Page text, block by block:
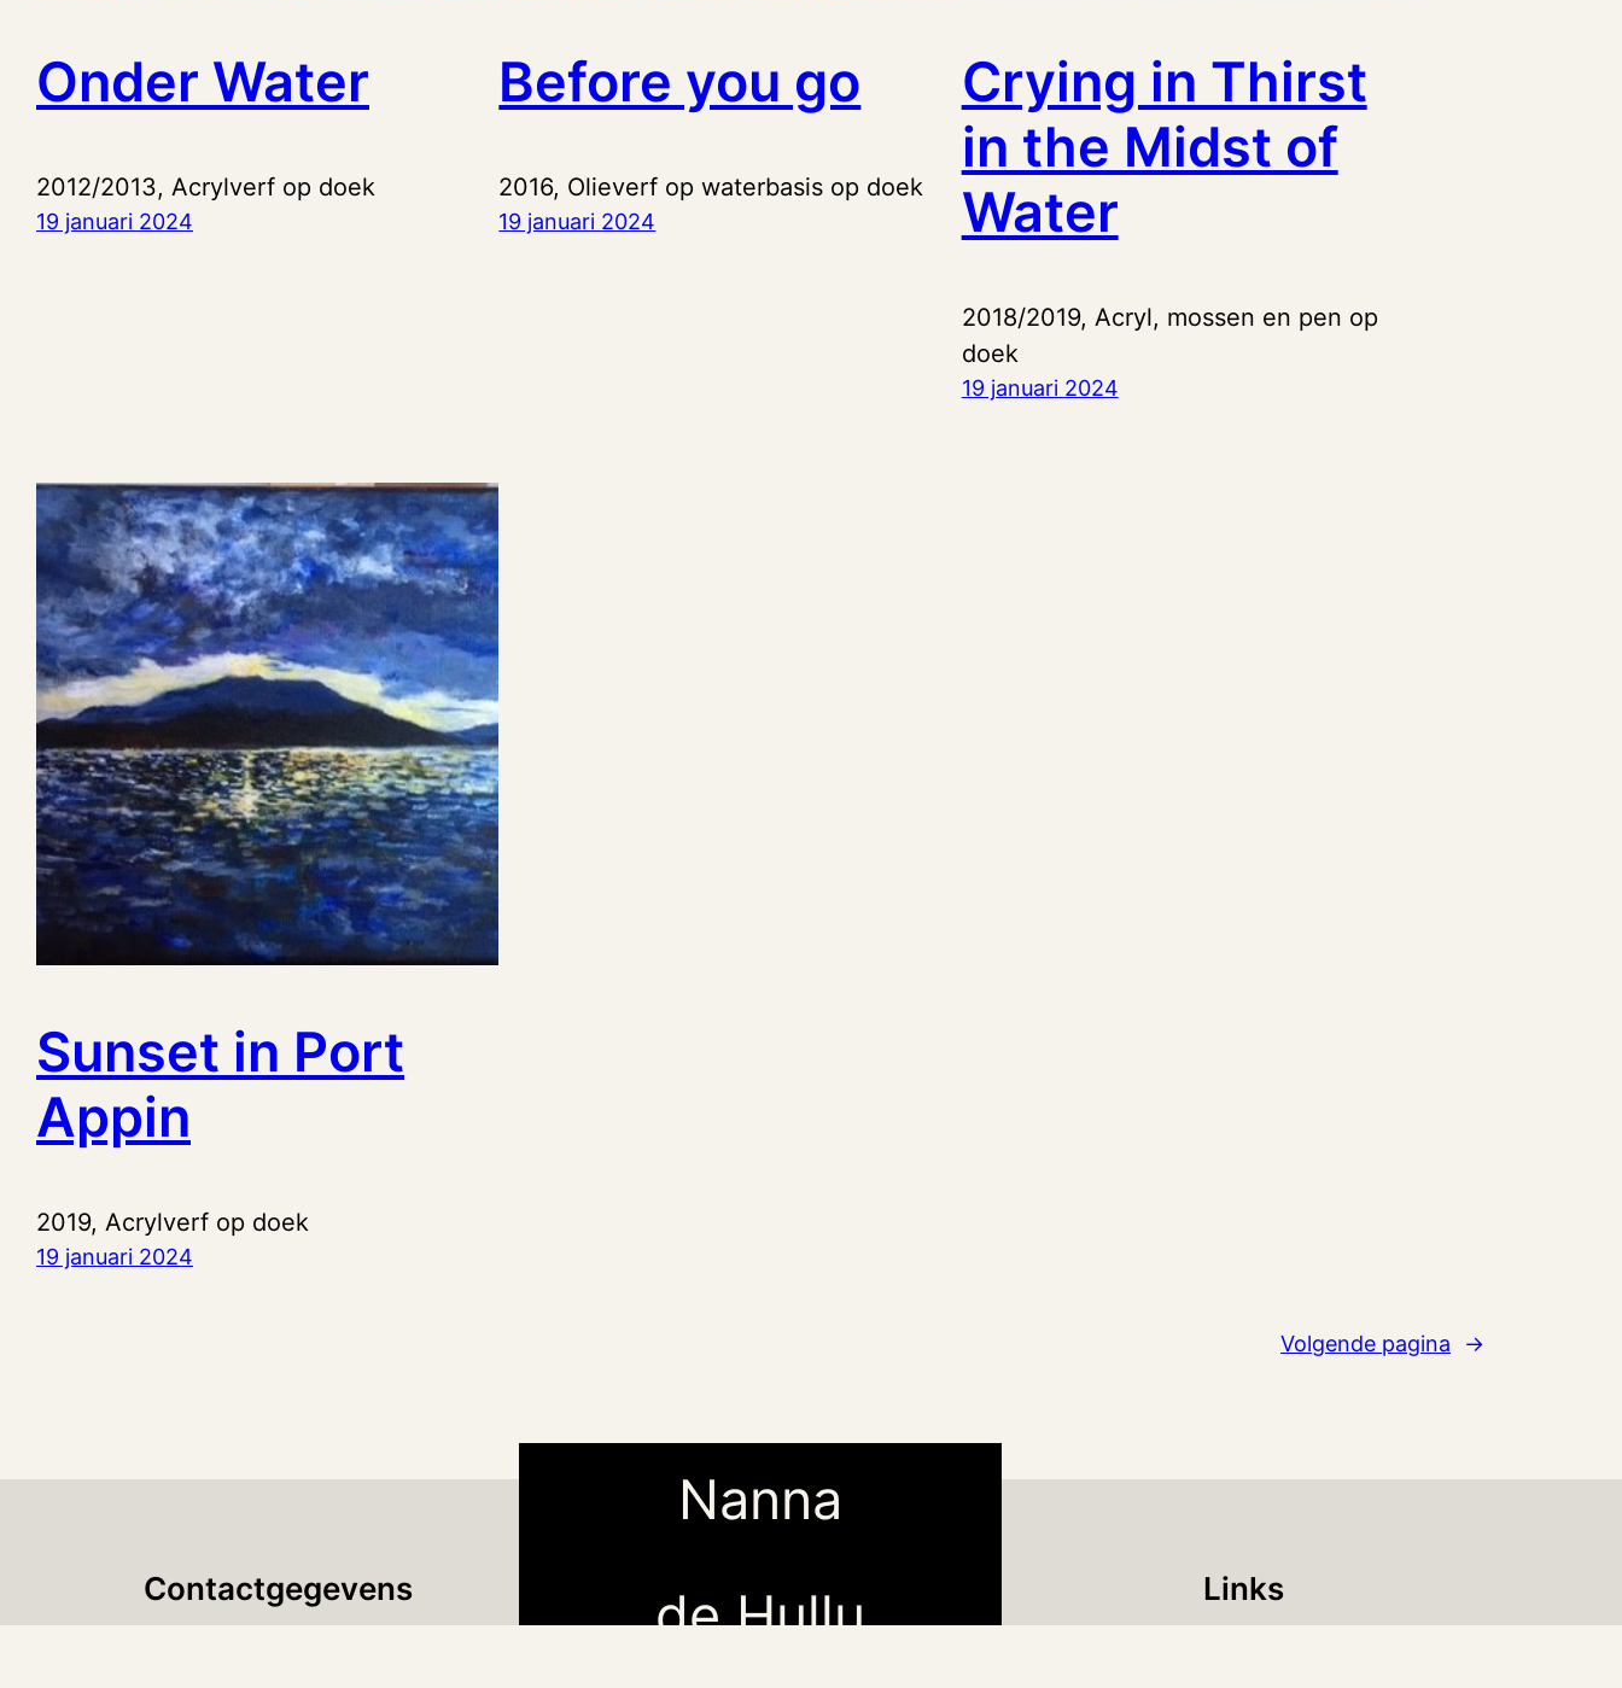
Onder Water
2012/2013, Acrylverf op doek
19 januari 2024
Before you go
2016, Olieverf op waterbasis op doek
19 januari 2024
Crying in Thirst
in the Midst of
Water
2018/2019, Acryl, mossen en pen op
doek
19 januari 2024
Sunset in Port
Appin
2019, Acrylverf op doek
19 januari 2024
Volgende pagina →
Contactgegevens
Nanna
de Hullu
Links